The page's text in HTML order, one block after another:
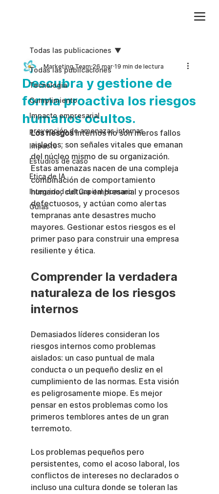
Todas las publicaciones
Tecnologia
Cumplimiento
Impacto empresarial
prevención de amenazas internas
Impacto
Estudios de caso
Etica de IA
Integridad del Capital Humano
Guias
Todas las publicaciones
Descubra y gestione de
forma proactiva los riesgos
humanos ocultos.
Marketing Team 26 mar 19 min de lectura
Los riesgos internos no son meros fallos
aislados; son señales vitales que emanan
del núcleo mismo de su organización.
Estas amenazas nacen de una compleja
combinación de comportamiento
humano, cultura empresarial y procesos
defectuosos, y actúan como alertas
tempranas ante desastres mucho
mayores. Gestionar estos riesgos es el
primer paso para construir una empresa
resiliente y ética.
Comprender la verdadera
naturaleza de los riesgos
internos
Demasiados líderes consideran los
riesgos internos como problemas
aislados: un caso puntual de mala
conducta o un pequeño desliz en el
cumplimiento de las normas. Esta visión
es peligrosamente miope. Es mejor
pensar en estos problemas como los
primeros temblores antes de un gran
terremoto.
Los problemas pequeños pero
persistentes, como el acoso laboral, los
conflictos de intereses no declarados o
incluso una cultura donde se toleran las